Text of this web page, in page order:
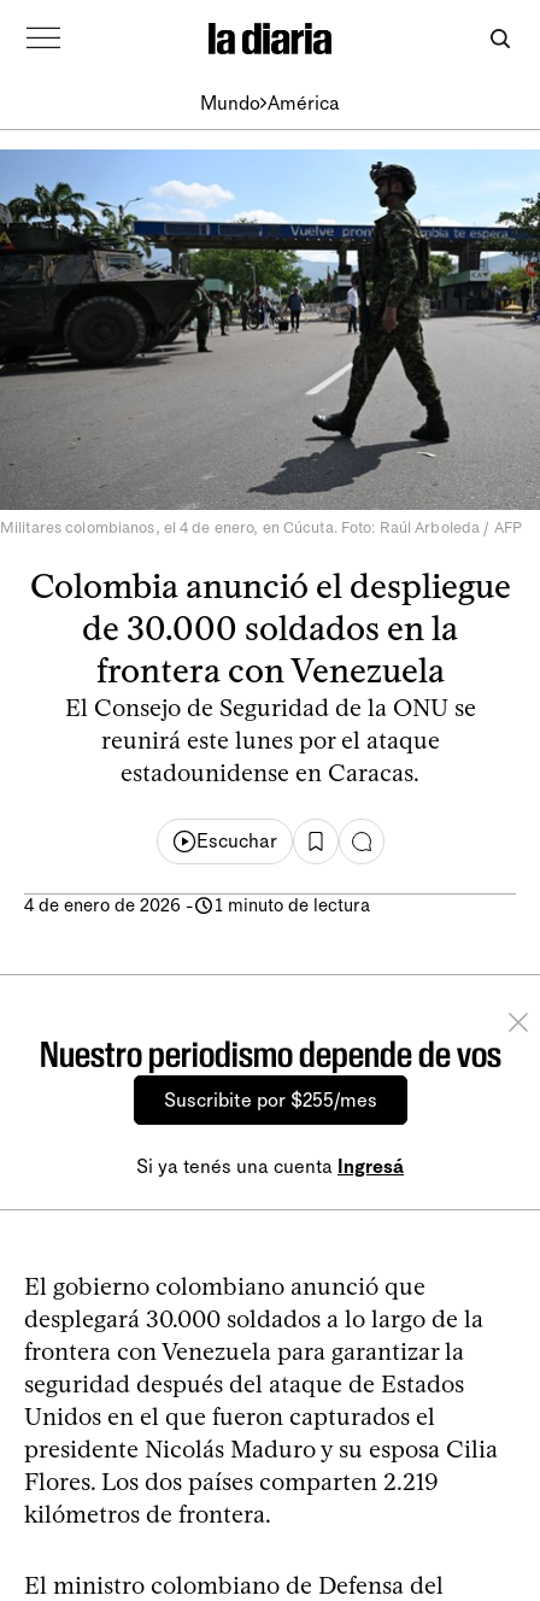
Mundo América
Militares colombianos, el 4 de enero, en Cúcuta. Foto: Raúl Arboleda / AFP
Colombia anunció el despliegue
de 30.000 soldados en la
frontera con Venezuela
El Consejo de Seguridad de la ONU se
reunirá este lunes por el ataque
estadounidense en Caracas.
Escuchar
4 de enero de 2026 - 1 minuto de lectura
Nuestro periodismo depende de vos
Suscribite por $255/mes
Si ya tenés una cuenta Ingresá
El gobierno colombiano anunció que
desplegará 30.000 soldados a lo largo de la
frontera con Venezuela para garantizar la
seguridad después del ataque de Estados
Unidos en el que fueron capturados el
presidente Nicolás Maduro y su esposa Cilia
Flores. Los dos países comparten 2.219
kilómetros de frontera.
El ministro colombiano de Defensa del